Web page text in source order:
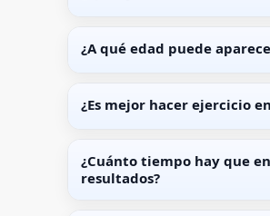
¿A qué edad puede
¿Es mejor hacer ejercicio
¿Cuánto tiempo hay que
resultados?